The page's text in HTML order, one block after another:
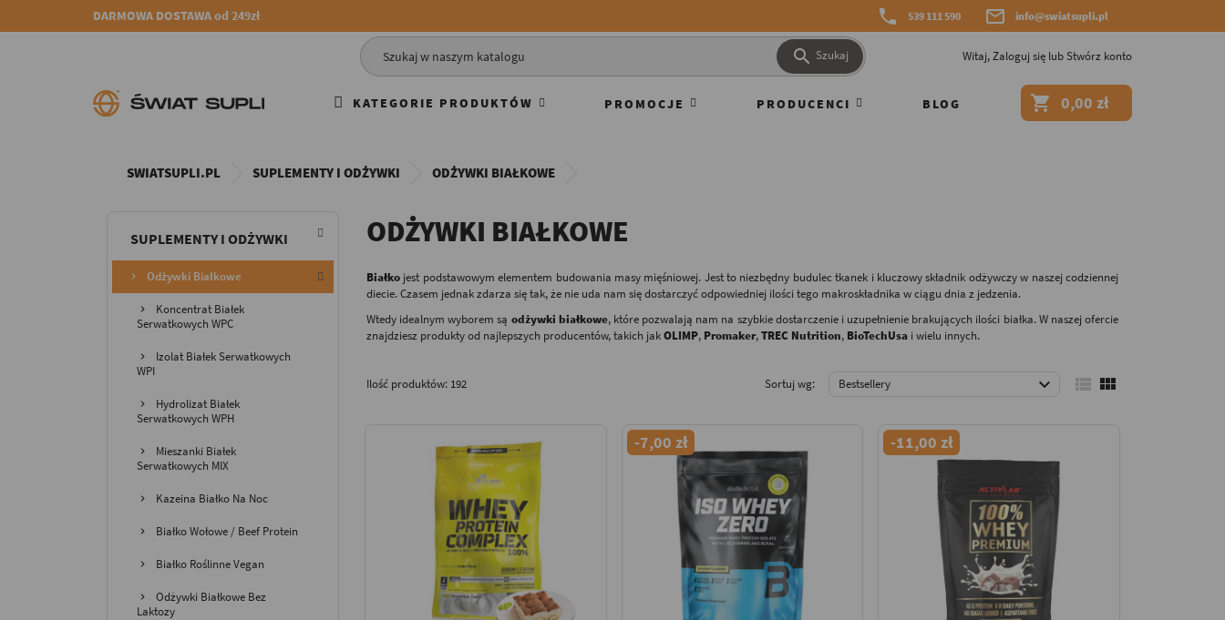
DARMOWA DOSTAWA od 249zł  539 111 590  info@swiatsupli.pl
 Szukaj Witaj,Zaloguj się lubStwórz konto
KATEGORIE PRODUKTÓW PROMOCJE PRODUCENCI BLOG  0,00 zł
SWIATSUPLI.PL SUPLEMENTY I ODŻYWKI ODŻYWKI BIAŁKOWE
SUPLEMENTY I ODŻYWKI
Odżywki Białkowe
Koncentrat Białek
Serwatkowych WPC
Izolat Białek Serwatkowych
WPI
Hydrolizat Białek
Serwatkowych WPH
Mieszanki Białek
Serwatkowych MIX
Kazeina Białko Na Noc
Białko Wołowe / Beef Protein
Białko Roślinne Vegan
Odżywki Białkowe Bez
Laktozy
ODŻYWKI BIAŁKOWE
Białko jest podstawowym elementem budowania masy mięśniowej. Jest to niezbędny budulec tkanek i kluczowy składnik odżywczy w naszej codziennej
diecie. Czasem jednak zdarza się tak, że nie uda nam się dostarczyć odpowiedniej ilości tego makroskładnika w ciągu dnia z jedzenia.
Wtedy idealnym wyborem są odżywki białkowe, które pozwalają nam na szybkie dostarczenie i uzupełnienie brakujących ilości białka. W naszej ofercie
znajdziesz produkty od najlepszych producentów, takich jakOLIMP, Promaker,TREC Nutrition, BioTechUsa i wielu innych.
Ilość produktów: 192 Sortuj wg: Bestsellery   
-7,00 zł -11,00 zł